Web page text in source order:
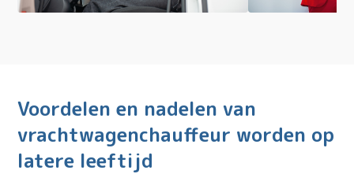
Voordelen en nadelen van
vrachtwagenchauffeur worden op
latere leeftijd